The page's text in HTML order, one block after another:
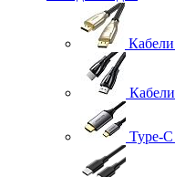
Type-